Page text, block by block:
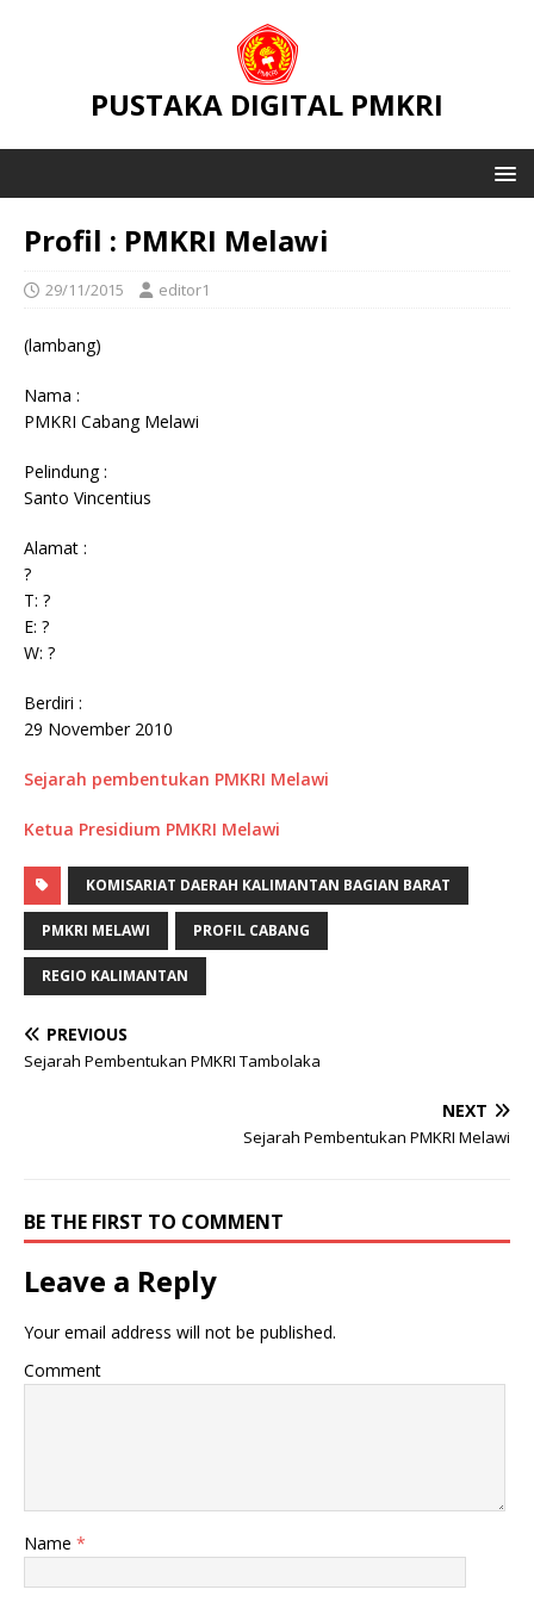
PUSTAKA DIGITAL PMKRI
Profil : PMKRI Melawi
29/11/2015 editor1
(lambang)
Nama :
PMKRI Cabang Melawi
Pelindung :
Santo Vincentius
Alamat :
?
T: ?
E: ?
W: ?
Berdiri :
29 November 2010
Sejarah pembentukan PMKRI Melawi
Ketua Presidium PMKRI Melawi
KOMISARIAT DAERAH KALIMANTAN BAGIAN BARAT
PMKRI MELAWI PROFIL CABANG
REGIO KALIMANTAN
PREVIOUS
Sejarah Pembentukan PMKRI Tambolaka
NEXT
Sejarah Pembentukan PMKRI Melawi
BE THE FIRST TO COMMENT
Leave a Reply
Your email address will not be published.
Comment
Name *